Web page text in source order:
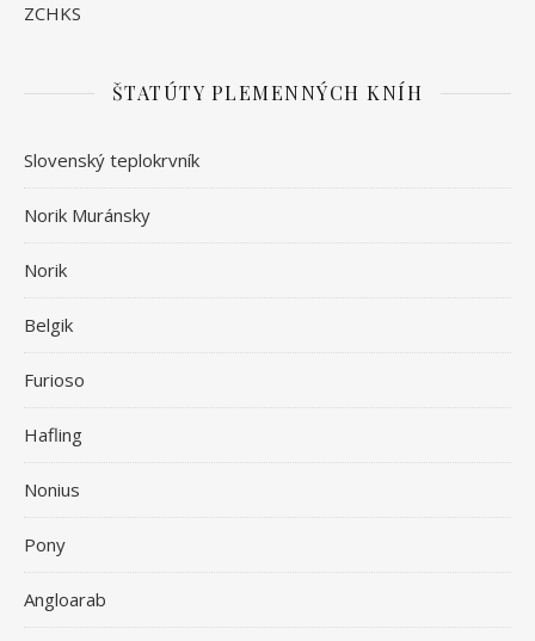
ZCHKS
ŠTATÚTY PLEMENNÝCH KNÍH
Slovenský teplokrvník
Norik Muránsky
Norik
Belgik
Furioso
Hafling
Nonius
Pony
Angloarab